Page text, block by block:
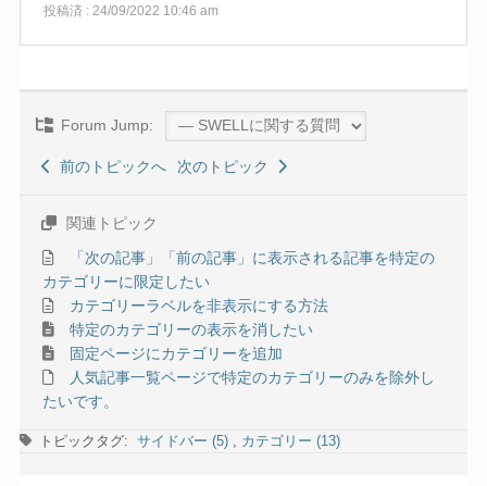
投稿済 : 24/09/2022 10:46 am
Forum Jump:
前のトピックへ 次のトピック
関連トピック
「次の記事」「前の記事」に表示される記事を特定の
カテゴリーに限定したい
カテゴリーラベルを非表示にする方法
特定のカテゴリーの表示を消したい
固定ページにカテゴリーを追加
人気記事一覧ページで特定のカテゴリーのみを除外し
たいです。
トピックタグ: サイドバー (5) , カテゴリー (13)